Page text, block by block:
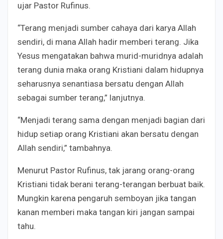
ujar Pastor Rufinus.
“Terang menjadi sumber cahaya dari karya Allah
sendiri, di mana Allah hadir memberi terang. Jika
Yesus mengatakan bahwa murid-muridnya adalah
terang dunia maka orang Kristiani dalam hidupnya
seharusnya senantiasa bersatu dengan Allah
sebagai sumber terang,” lanjutnya.
“Menjadi terang sama dengan menjadi bagian dari
hidup setiap orang Kristiani akan bersatu dengan
Allah sendiri,” tambahnya.
Menurut Pastor Rufinus, tak jarang orang-orang
Kristiani tidak berani terang-terangan berbuat baik.
Mungkin karena pengaruh semboyan jika tangan
kanan memberi maka tangan kiri jangan sampai
tahu.